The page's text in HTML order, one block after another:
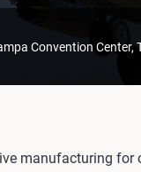
Convention Center,
manufacturing